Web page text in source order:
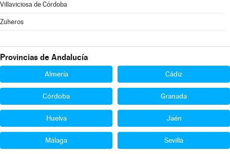
Villaviciosa de Córdoba
Zuheros
Provincias de Andalucía
Almería Cádiz
Córdoba Granada
Huelva Jaén
Málaga Sevilla